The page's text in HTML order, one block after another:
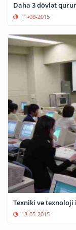
Daha 3 dövlət
11-08-2015
Texniki və
18-05-2015